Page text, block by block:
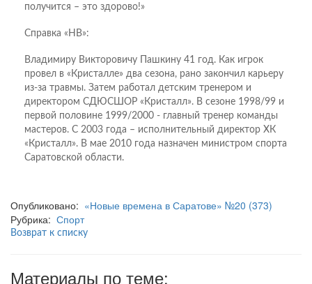
получится – это здорово!»
Справка «НВ»:
Владимиру Викторовичу Пашкину 41 год. Как игрок
провел в «Кристалле» два сезона, рано закончил карьеру
из-за травмы. Затем работал детским тренером и
директором СДЮСШОР «Кристалл». В сезоне 1998/99 и
первой половине 1999/2000 - главный тренер команды
мастеров. С 2003 года – исполнительный директор ХК
«Кристалл». В мае 2010 года назначен министром спорта
Саратовской области.
Опубликовано: «Новые времена в Саратове» №20 (373)
Рубрика: Спорт
Возврат к списку
Материалы по теме: